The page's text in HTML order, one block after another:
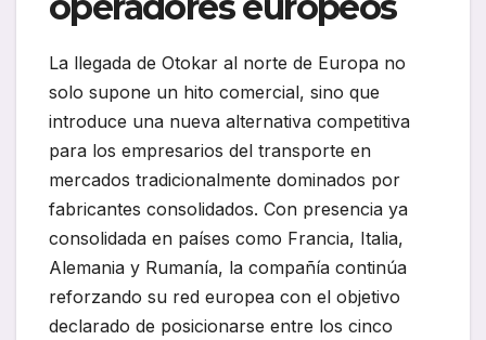
La llegada de Otokar al norte de Europa no
solo supone un hito comercial, sino que
introduce una nueva alternativa competitiva
para los empresarios del transporte en
mercados tradicionalmente dominados por
fabricantes consolidados. Con presencia ya
consolidada en países como Francia, Italia,
Alemania y Rumanía, la compañía continúa
reforzando su red europea con el objetivo
declarado de posicionarse entre los cinco